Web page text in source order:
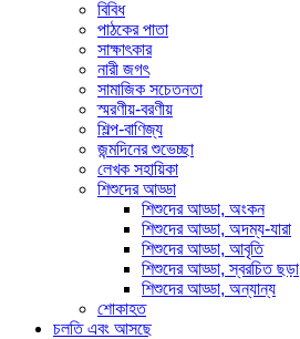
বিবিধ
পাঠকের পাতা
সাক্ষাৎকার
নারী জগৎ
সামাজিক সচেতনতা
স্মরণীয়-বরণীয়
শিল্প-বাণিজ্য
জন্মদিনের শুভেচ্ছা
লেখক সহায়িকা
শিশুদের আড্ডা
শিশুদের আড্ডা, অংকন
শিশুদের আড্ডা, অদম্য-যারা
শিশুদের আড্ডা, আবৃতি
শিশুদের আড্ডা, স্বরচিত ছড়া
শিশুদের আড্ডা, অন্যান্য
শোকাহত
চলতি এবং আসছে